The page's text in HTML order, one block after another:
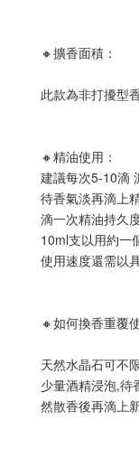
🔸擴香面積：
此款為非打擾型
🔸精油使用：
建議每次5-10滴
待香氣淡再滴上
滴一次精油持久
10ml支以用約一
使用速度還需以
🔸如何換香重覆
天然水晶石可不
少量酒精浸泡,待
然散香後再滴上